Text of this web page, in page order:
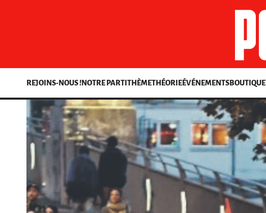
REJOINS-NOUS !NOTRE PARTITHÈMETHÉORIEÉVÉNEMENTSBOUTIQUE